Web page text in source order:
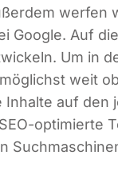
wer­fen
Goog­le. Auf
Um in
weit
auf
opti­mier­te